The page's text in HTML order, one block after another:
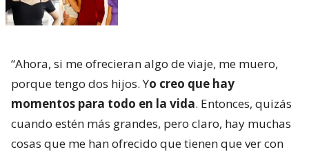
“Ahora, si me ofrecieran algo de viaje, me muero,
porque tengo dos hijos. Yo creo que hay
momentos para todo en la vida. Entonces, quizás
cuando estén más grandes, pero claro, hay muchas
cosas que me han ofrecido que tienen que ver con